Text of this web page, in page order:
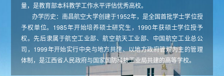
量，是教育部本科教学工作水平评估优秀高校。
办学历史：南昌航空大学创建于1952年，是全国首批学士学位授
予权单位。1985年开始培养硕士研究生，1990年获硕士学位授予
权。先后隶属于航空工业部、航空航天工业部、中国航空工业总公
司，1999年开始实行中央与地方共建、以地方政府管理为主的管理
体制，是江西省人民政府与国家国防科技工业局共建的高等学校。